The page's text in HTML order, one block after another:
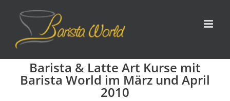
Inhalt
springen
Barista & Latte Art Kurse mit
Barista World im März und April
2010